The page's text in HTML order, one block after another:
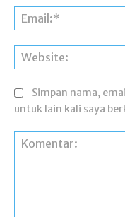
Simpan nama,
untuk lain kali saya